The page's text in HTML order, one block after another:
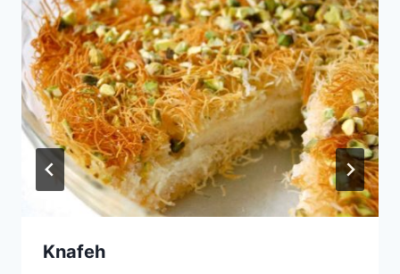
Knafeh